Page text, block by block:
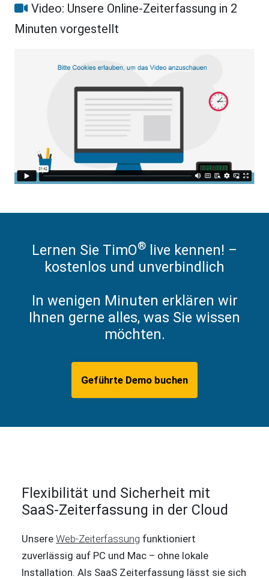
Video: Unsere Online-Zeiterfassung in 2
Minuten vorgestellt
Lernen Sie TimO® live kennen! –
kostenlos und unverbindlich
In wenigen Minuten erklären wir
Ihnen gerne alles, was Sie wissen
möchten.
Geführte Demo buchen
Flexibilität und Sicherheit mit
SaaS-Zeiterfassung in der Cloud
Unsere Web-Zeiterfassung funktioniert
zuverlässig auf PC und Mac – ohne lokale
Installation. Als SaaS Zeiterfassung lässt sie sich